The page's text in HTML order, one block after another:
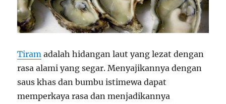
Tiram adalah hidangan laut yang lezat dengan
rasa alami yang segar. Menyajikannya dengan
saus khas dan bumbu istimewa dapat
memperkaya rasa dan menjadikannya